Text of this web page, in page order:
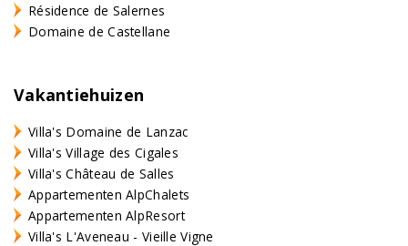
Résidence de Salernes
Domaine de Castellane
Vakantiehuizen
Villa's Domaine de Lanzac
Villa's Village des Cigales
Villa's Château de Salles
Appartementen AlpChalets
Appartementen AlpResort
Villa's L'Aveneau - Vieille Vigne